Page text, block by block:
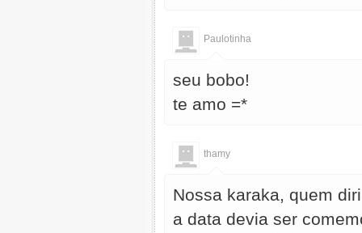
Paulotinha
seu bobo!
te amo =*
thamy
Nossa karaka, quem
a data devia ser